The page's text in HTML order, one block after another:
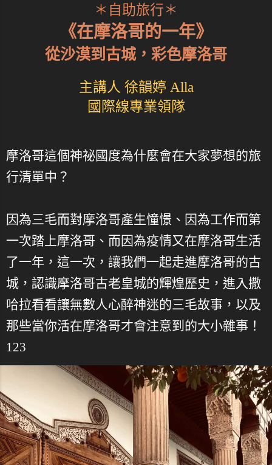
＊自助旅行＊
《在摩洛哥的一年》
從沙漠到古城，彩色摩洛哥
主講人 徐韻婷 Alla
國際線專業領隊
摩洛哥這個神祕國度為什麼會在大家夢想的旅
行清單中？
因為三毛而對摩洛哥產生憧憬、因為工作而第
一次踏上摩洛哥、而因為疫情又在摩洛哥生活
了一年，這一次，讓我們一起走進摩洛哥的古
城，認識摩洛哥古老皇城的輝煌歷史，進入撒
哈拉看看讓無數人心醉神迷的三毛故事，以及
那些當你活在摩洛哥才會注意到的大小雜事！
123